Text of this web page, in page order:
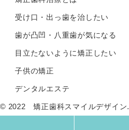
受け口・出っ歯を治したい
歯が凸凹・八重歯が気になる
目立たないように矯正したい
子供の矯正
デンタルエステ
© 2022 矯正歯科スマイルデザイン.